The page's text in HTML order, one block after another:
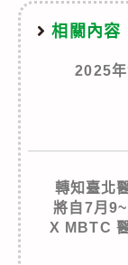
相關內容
2025
轉知臺北
將自7月
X MBTC